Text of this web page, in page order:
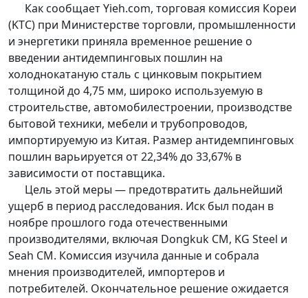
Как сообщает Yieh.com, торговая комиссия Кореи
(KTC) при Министерстве торговли, промышленности
и энергетики приняла временное решение о
введении антидемпинговых пошлин на
холоднокатаную сталь с цинковым покрытием
толщиной до 4,75 мм, широко используемую в
строительстве, автомобилестроении, производстве
бытовой техники, мебели и трубопроводов,
импортируемую из Китая. Размер антидемпинговых
пошлин варьируется от 22,34% до 33,67% в
зависимости от поставщика.
Цель этой меры — предотвратить дальнейший
ущерб в период расследования. Иск был подан в
ноябре прошлого года отечественными
производителями, включая Dongkuk CM, KG Steel и
Seah CM. Комиссия изучила данные и собрала
мнения производителей, импортеров и
потребителей. Окончательное решение ожидается